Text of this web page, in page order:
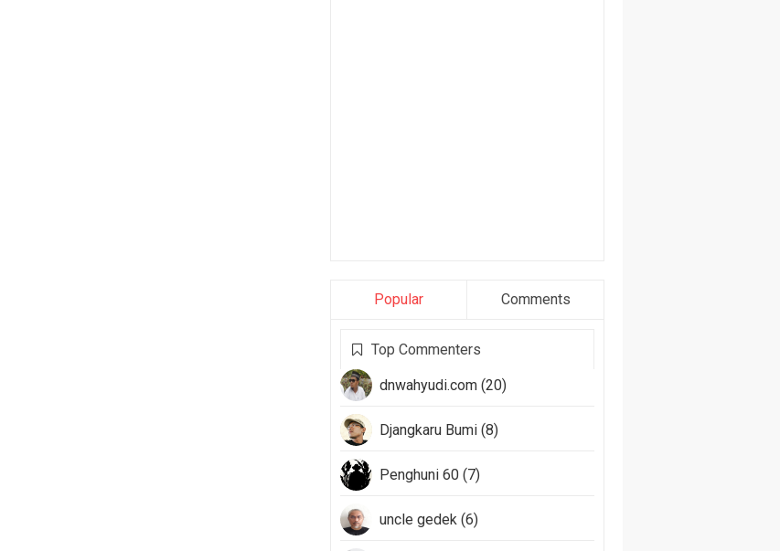
Popular Comments
Top Commenters
dnwahyudi.com (20)
Djangkaru Bumi (8)
Penghuni 60 (7)
uncle gedek (6)